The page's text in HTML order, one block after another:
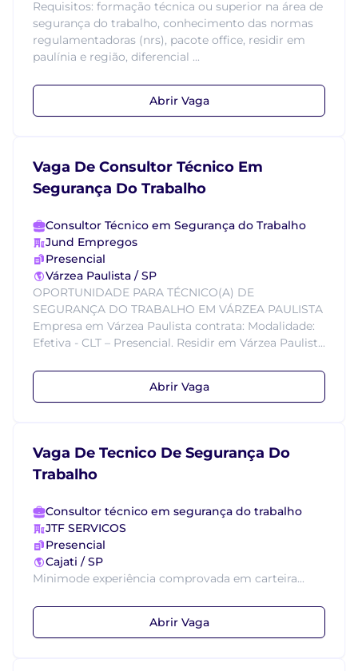
Requisitos: formação técnica ou superior na área de
segurança do trabalho, conhecimento das normas
regulamentadoras (nrs), pacote office, residir em
paulínia e região, diferencial ...
Abrir Vaga
Vaga De Consultor Técnico Em
Segurança Do Trabalho
Consultor Técnico em Segurança do Trabalho
Jund Empregos
Presencial
Várzea Paulista / SP
OPORTUNIDADE PARA TÉCNICO(A) DE
SEGURANÇA DO TRABALHO EM VÁRZEA PAULISTA
Empresa em Várzea Paulista contrata: Modalidade:
Efetiva - CLT – Presencial. Residir em Várzea Paulist...
Abrir Vaga
Vaga De Tecnico De Segurança Do
Trabalho
Consultor técnico em segurança do trabalho
JTF SERVICOS
Presencial
Cajati / SP
Minimode experiência comprovada em carteira...
Abrir Vaga